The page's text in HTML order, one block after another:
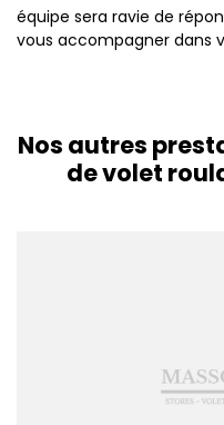
équipe sera ravie de
vous accompagner dans
Nos autres
de volet